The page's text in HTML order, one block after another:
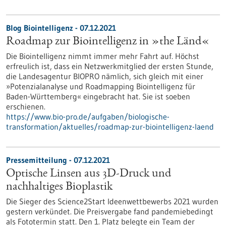
Blog Biointelligenz - 07.12.2021
Roadmap zur Biointelligenz in »the Länd«
Die Biointelligenz nimmt immer mehr Fahrt auf. Höchst
erfreulich ist, dass ein Netzwerkmitglied der ersten Stunde,
die Landesagentur BIOPRO nämlich, sich gleich mit einer
»Potenzialanalyse und Roadmapping Biointelligenz für
Baden-Württemberg« eingebracht hat. Sie ist soeben
erschienen.
https://www.bio-pro.de/aufgaben/biologische-
transformation/aktuelles/roadmap-zur-biointelligenz-laend
Pressemitteilung - 07.12.2021
Optische Linsen aus 3D-Druck und
nachhaltiges Bioplastik
Die Sieger des Science2Start Ideenwettbewerbs 2021 wurden
gestern verkündet. Die Preisvergabe fand pandemiebedingt
als Fototermin statt. Den 1. Platz belegte ein Team der